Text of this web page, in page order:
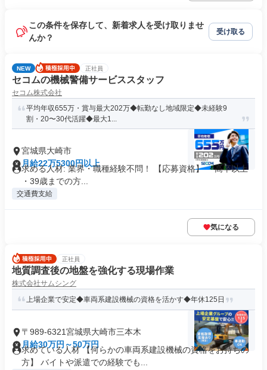
この条件を保存して、新着求人を受け取りませ
んか？
受け取る
NEW 正社員
セコムの機械警備サービススタッフ
セコム株式会社
平均年収655万・賞与最大202万◆転勤なし地域限定◆未経験9
割・20〜30代活躍◆最大1...
宮城県大崎市
月給22万5300円以上
求める人材: 業界・職種経験不問！ 【応募資格】 ・高卒以上
・39歳までの方...
交通費支給
気になる
正社員
地質調査後の地盤を強化する現場作業
株式会社サムシング
上場企業で安定◆車両系建設機械の資格を活かす◆年休125日
〒989-6321宮城県大崎市三本木
月給30万円～50万円
求めている人材 【何らかの車両系建設機械の資格をお持ちの
方】 バイトや派遣での経験でも...